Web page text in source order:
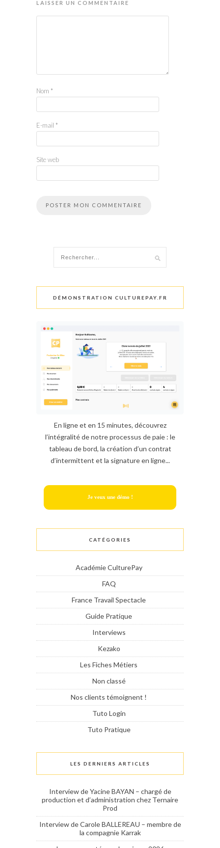
LAISSER UN COMMENTAIRE
Nom *
E-mail *
Site web
DÉMONSTRATION CULTUREPAY.FR
En ligne et en 15 minutes, découvrez
l’intégralité de notre processus de paie : le
tableau de bord, la création d’un contrat
d’intermittent et la signature en ligne...
Je veux une démo !
CATÉGORIES
Académie CulturePay
FAQ
France Travail Spectacle
Guide Pratique
Interviews
Kezako
Les Fiches Métiers
Non classé
Nos clients témoignent !
Tuto Login
Tuto Pratique
LES DERNIERS ARTICLES
Interview de Yacine BAYAN – chargé de
production et d’administration chez Ternaire
Prod
Interview de Carole BALLEREAU – membre de
la compagnie Karrak